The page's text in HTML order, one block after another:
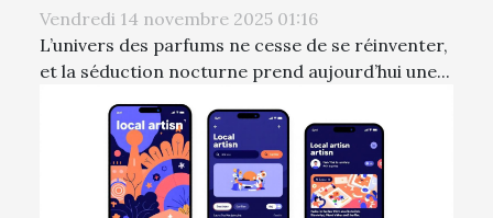
Vendredi 14 novembre 2025 01:16
L’univers des parfums ne cesse de se réinventer,
et la séduction nocturne prend aujourd’hui une...